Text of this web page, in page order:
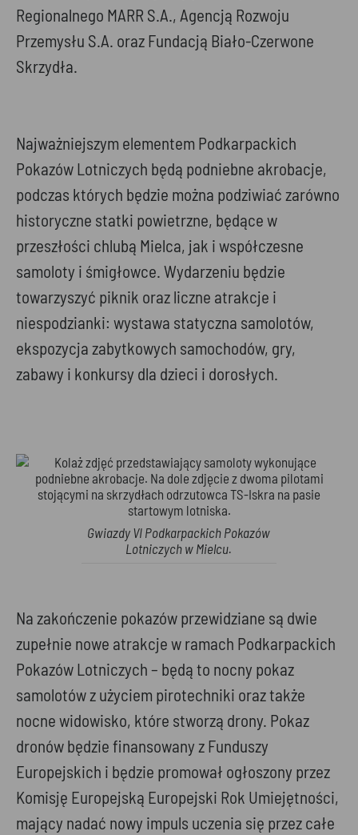
Regionalnego MARR S.A., Agencją Rozwoju
Przemysłu S.A. oraz Fundacją Biało-Czerwone
Skrzydła.
Najważniejszym elementem Podkarpackich
Pokazów Lotniczych będą podniebne akrobacje,
podczas których będzie można podziwiać zarówno
historyczne statki powietrzne, będące w
przeszłości chlubą Mielca, jak i współczesne
samoloty i śmigłowce. Wydarzeniu będzie
towarzyszyć piknik oraz liczne atrakcje i
niespodzianki: wystawa statyczna samolotów,
ekspozycja zabytkowych samochodów, gry,
zabawy i konkursy dla dzieci i dorosłych.
Gwiazdy VI Podkarpackich Pokazów
Lotniczych w Mielcu.
Na zakończenie pokazów przewidziane są dwie
zupełnie nowe atrakcje w ramach Podkarpackich
Pokazów Lotniczych – będą to nocny pokaz
samolotów z użyciem pirotechniki oraz także
nocne widowisko, które stworzą drony. Pokaz
dronów będzie finansowany z Funduszy
Europejskich i będzie promował ogłoszony przez
Komisję Europejską Europejski Rok Umiejętności,
mający nadać nowy impuls uczenia się przez całe